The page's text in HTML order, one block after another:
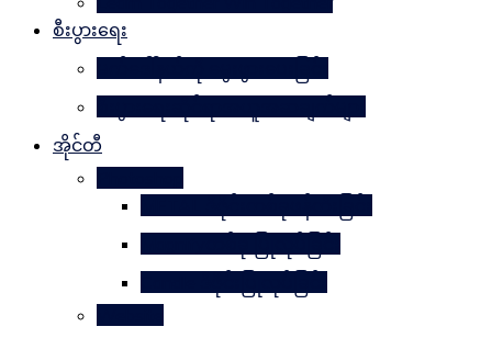
စီးပွားရေး
အိုင်တီ